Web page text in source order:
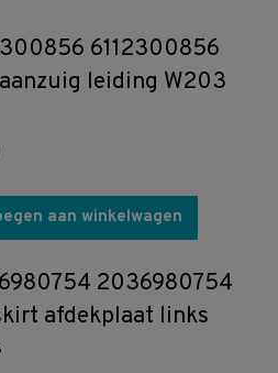
6112300856
leiding W203
aan winkelwagen
2036980754
afdekplaat links